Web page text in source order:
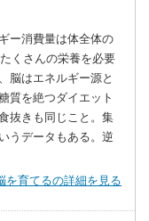
ー消費量は体全体の
くさんの栄養を必要
脳はエネルギー源と
質を絶つダイエット
抜きも同じこと。集
うデータもある。逆
を育てるの詳細を見る